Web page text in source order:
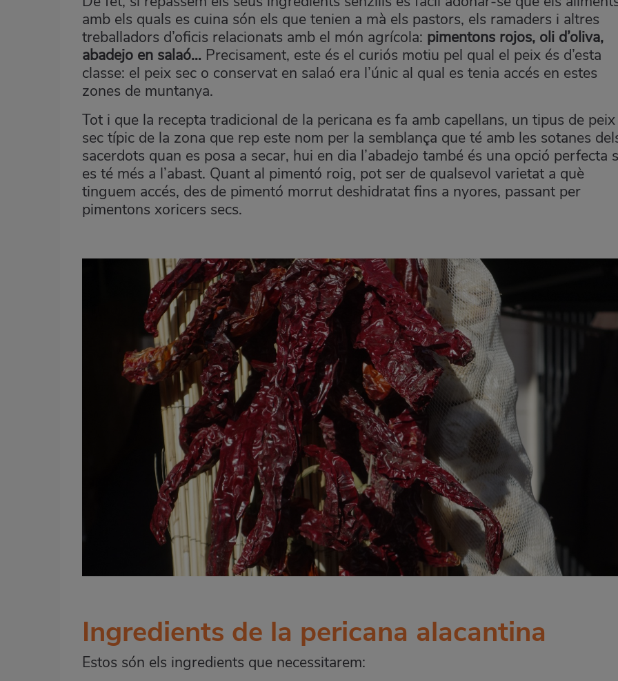
amb els quals es cuina són els que tenien a mà els pastors, els ramaders i altres
treballadors d’oficis relacionats amb el món agrícola: pimentons rojos, oli d’oliva,
abadejo en salaó… Precisament, este és el curiós motiu pel qual el peix és d’esta
classe: el peix sec o conservat en salaó era l’únic al qual es tenia accés en estes
zones de muntanya.
Tot i que la recepta tradicional de la pericana es fa amb capellans, un tipus de peix
sec típic de la zona que rep este nom per la semblança que té amb les sotanes
sacerdots quan es posa a secar, hui en dia l’abadejo també és una opció perfecta
es té més a l’abast. Quant al pimentó roig, pot ser de qualsevol varietat a què
tinguem accés, des de pimentó morrut deshidratat fins a nyores, passant per
pimentons xoricers secs.
Ingredients de la pericana alacantina
Estos són els ingredients que necessitarem: